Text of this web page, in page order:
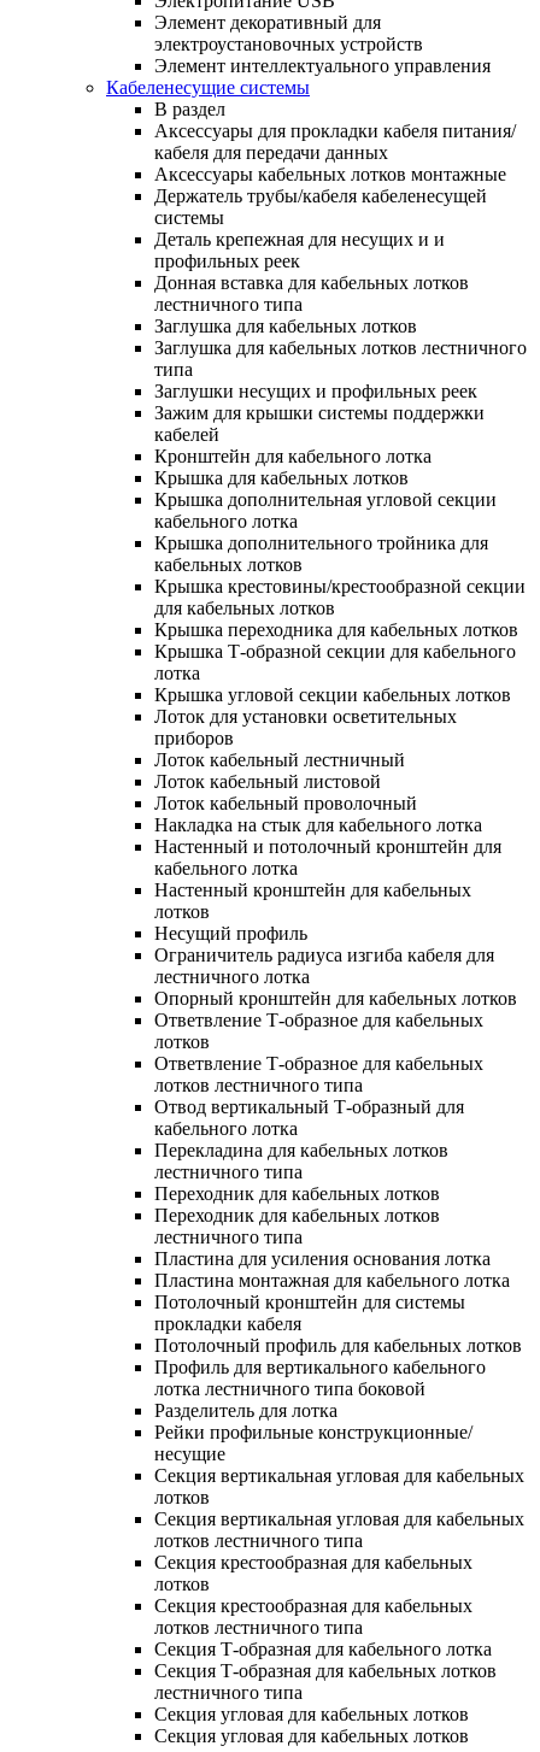
Элемент декоративный для
электроустановочных устройств
Элемент интеллектуального управления
Кабеленесущие системы
В раздел
Аксессуары для прокладки кабеля питания/
кабеля для передачи данных
Аксессуары кабельных лотков монтажные
Держатель трубы/кабеля кабеленесущей
системы
Деталь крепежная для несущих и и
профильных реек
Донная вставка для кабельных лотков
лестничного типа
Заглушка для кабельных лотков
Заглушка для кабельных лотков лестничного
типа
Заглушки несущих и профильных реек
Зажим для крышки системы поддержки
кабелей
Кронштейн для кабельного лотка
Крышка для кабельных лотков
Крышка дополнительная угловой секции
кабельного лотка
Крышка дополнительного тройника для
кабельных лотков
Крышка крестовины/крестообразной секции
для кабельных лотков
Крышка переходника для кабельных лотков
Крышка Т-образной секции для кабельного
лотка
Крышка угловой секции кабельных лотков
Лоток для установки осветительных
приборов
Лоток кабельный лестничный
Лоток кабельный листовой
Лоток кабельный проволочный
Накладка на стык для кабельного лотка
Настенный и потолочный кронштейн для
кабельного лотка
Настенный кронштейн для кабельных
лотков
Несущий профиль
Ограничитель радиуса изгиба кабеля для
лестничного лотка
Опорный кронштейн для кабельных лотков
Ответвление Т-образное для кабельных
лотков
Ответвление Т-образное для кабельных
лотков лестничного типа
Отвод вертикальный Т-образный для
кабельного лотка
Перекладина для кабельных лотков
лестничного типа
Переходник для кабельных лотков
Переходник для кабельных лотков
лестничного типа
Пластина для усиления основания лотка
Пластина монтажная для кабельного лотка
Потолочный кронштейн для системы
прокладки кабеля
Потолочный профиль для кабельных лотков
Профиль для вертикального кабельного
лотка лестничного типа боковой
Разделитель для лотка
Рейки профильные конструкционные/
несущие
Секция вертикальная угловая для кабельных
лотков
Секция вертикальная угловая для кабельных
лотков лестничного типа
Секция крестообразная для кабельных
лотков
Секция крестообразная для кабельных
лотков лестничного типа
Секция Т-образная для кабельного лотка
Секция Т-образная для кабельных лотков
лестничного типа
Секция угловая для кабельных лотков
Секция угловая для кабельных лотков